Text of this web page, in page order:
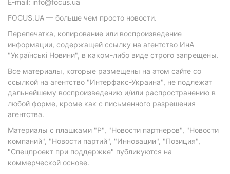
E-mail: info@focus.ua
FOCUS.UA — больше чем просто новости.
Перепечатка, копирование или воспроизведение
информации, содержащей ссылку на агентство ИнА
"Українські Новини", в каком-либо виде строго запрещены.
Все материалы, которые размещены на этом сайте со
ссылкой на агентство "Интерфакс-Украина", не подлежат
дальнейшему воспроизведению и/или распространению в
любой форме, кроме как с письменного разрешения
агентства.
Материалы с плашками "Р", "Новости партнеров", "Новости
компаний", "Новости партий", "Инновации", "Позиция",
"Спецпроект при поддержке" публикуются на
коммерческой основе.